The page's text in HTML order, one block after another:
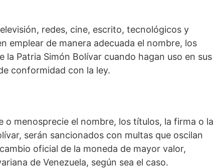
redes, cine, escrito, tecnológicos y
emplear de manera adecuada el nombre, los
Patria Simón Bolívar cuando hagan uso en sus
conformidad con la ley.
o menosprecie el nombre, los títulos, la firma o la
serán sancionados con multas que oscilan
oficial de la moneda de mayor valor,
de Venezuela, según sea el caso.